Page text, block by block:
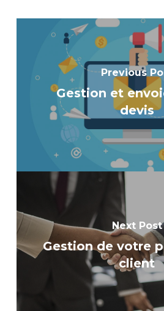
Previous
Gestion et
devis
Next Post
Gestion de votre
client